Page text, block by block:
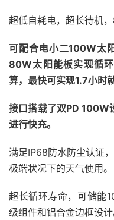
超低自耗电，超长待机
可配合电小二100W太
80W太阳能板实现循
算，最快可实现1.7小时
接口搭载了双PD 100W
进行快充。
满足IP68防水防尘认证
极端状况下的天气使用。
超长循环寿命，可储能
级组件和铝合金边框设计